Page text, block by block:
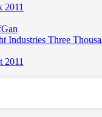
2011
Industries Three
2011